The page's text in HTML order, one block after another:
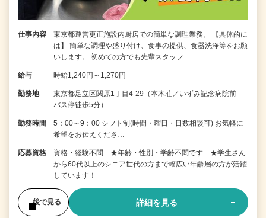
仕事内容
東京都運営更正施設内厨房での簡単な調理業務。 【具体的に
は】 簡単な調理や盛り付け、食事の提供、食器洗浄等をお願
いします。 初めての方でも先輩スタッフ…
給与 時給1,240円～1,270円
勤務地
東京都足立区関原1丁目4-29（本木荘／いずみ記念病院前
バス停徒歩5分）
勤務時間
5：00～9：00 シフト制(時間・曜日・日数相談可) お気軽に
希望をお伝えくださ…
応募資格
資格・経験不問 ★年齢・性別・学齢不問です ★学生さん
から60代以上のシニア世代の方まで幅広い年齢層の方が活躍
しています！
後で見る 詳細を見る